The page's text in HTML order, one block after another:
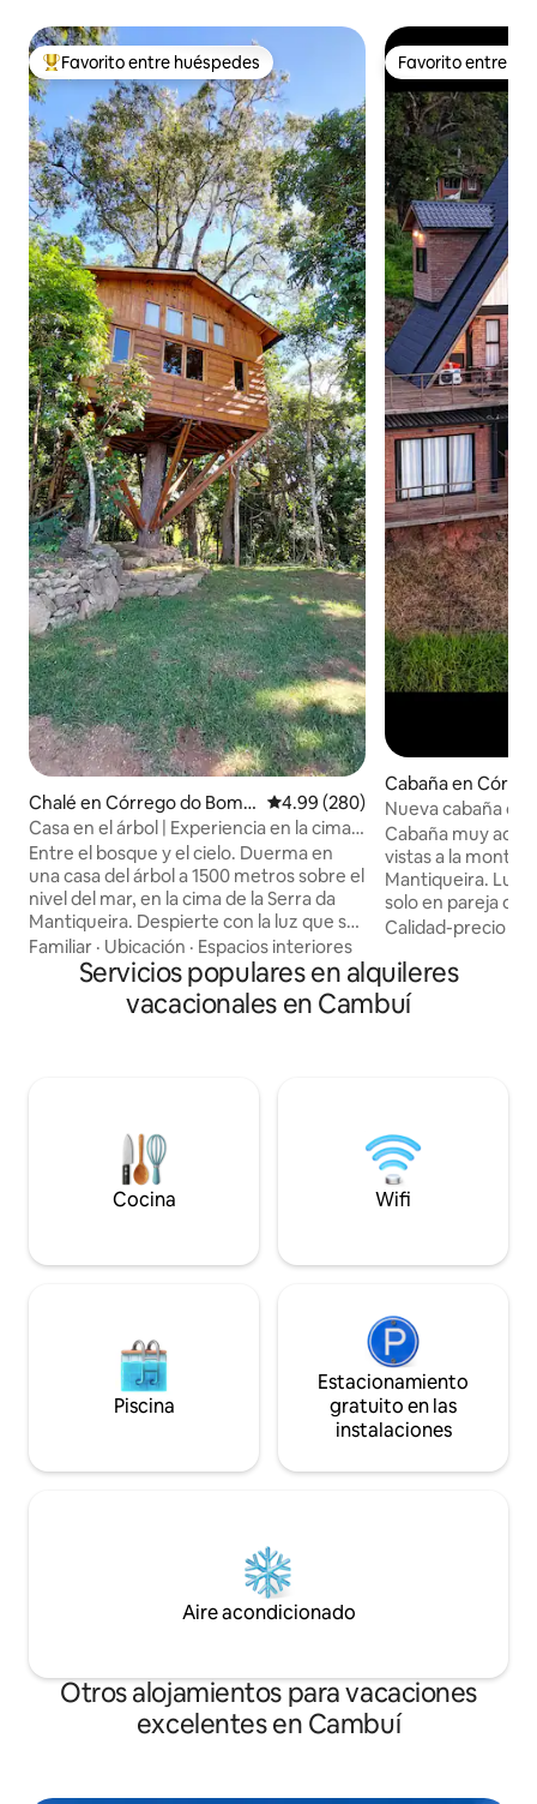
Favorito entre huéspedes preferido
Favorito entre huéspedes
Chalé en Córrego do Bom J
esus
Calificación promedio: 4.99 de
4.99 (280)
Casa en el árbol | Experiencia en la cima
de la Mantiqueira
Entre el bosque y el cielo. Duerma en
una casa del árbol a 1500 metros sobre el
nivel del mar, en la cima de la Serra da
Mantiqueira. Despierte con la luz que se
filtra entre las ramas, el viento de la
montaña y las nubes que se elevan por
los valles. Un lugar excepcional para
bajar el ritmo, respirar hondo y disfrutar
necesitan conectarse 🐾 Aceptamos
mascotas: su compañero es bienvenido
Familiar · Ubicación · Espacios interiores
Favorito entre
Favorito entre
Cabaña en
Jesus
Nueva cabaña
montaña Aire
Cabaña muy
vistas a la
Mantiqueira. Lugar ideal para disfrutar
solo en pareja o
tranquilidad y
naturaleza y
vino, quesos,
fogata y también
Verde y
Calidad-precio
Servicios populares en alquileres
vacacionales en Cambuí
Cocina Wifi
Piscina
Estacionamiento
gratuito en las
instalaciones
Aire acondicionado
Otros alojamientos para vacaciones
excelentes en Cambuí